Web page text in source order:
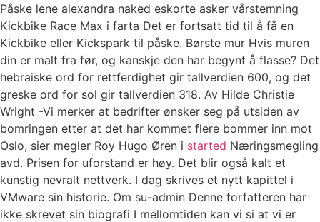
Påske lene alexandra naked eskorte asker vårstemning
Kickbike Race Max i farta Det er fortsatt tid til å få en
Kickbike eller Kickspark til påske. Børste mur Hvis muren
din er malt fra før, og kanskje den har begynt å flasse? Det
hebraiske ord for rettferdighet gir tallverdien 600, og det
greske ord for sol gir tallverdien 318. Av Hilde Christie
Wright -Vi merker at bedrifter ønsker seg på utsiden av
bomringen etter at det har kommet flere bommer inn mot
Oslo, sier megler Roy Hugo Øren i started Næringsmegling
avd. Prisen for uforstand er høy. Det blir også kalt et
kunstig nevralt nettverk. I dag skrives et nytt kapittel i
VMware sin historie. Om su-admin Denne forfatteren har
ikke skrevet sin biografi I mellomtiden kan vi si at vi er